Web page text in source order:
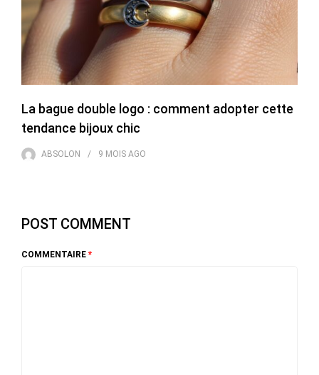
La bague double logo : comment adopter cette
tendance bijoux chic
ABSOLON 9 MOIS AGO
POST COMMENT
COMMENTAIRE *